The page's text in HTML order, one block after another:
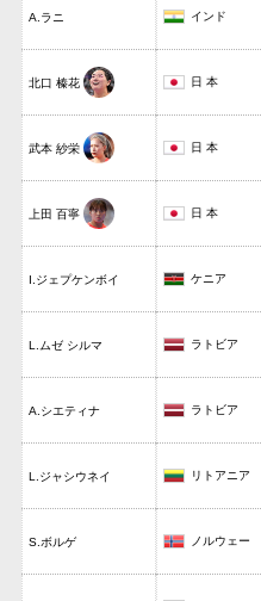
A.ラニ インド
北口 榛花 日 本
武本 紗栄 日 本
上田 百寧 日 本
I.ジェプケンボイ ケニア
L.ムゼ シルマ ラトビア
A.シエティナ ラトビア
L.ジャシウネイ リトアニア
S.ボルゲ ノルウェー